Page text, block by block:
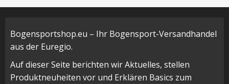
Bogensportshop.eu – Ihr Bogensport-Versandhandel
aus der Euregio.
Auf dieser Seite berichten wir Aktuelles, stellen
Produktneuheiten vor und Erklären Basics zum